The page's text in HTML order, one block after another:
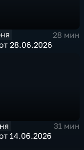
28 мин
28.06.2026
31 мин
14.06.2026